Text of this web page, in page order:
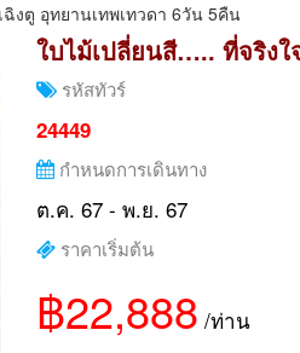
งตู อุทยานเทพเทวดา 6วัน 5คืน
ใบไม้เปลี่ยนสี….. ที่จริงใ
รหัสทัวร์
24449
กำหนดการเดินทาง
ต.ค. 67 - พ.ย. 67
ราคาเริ่มต้น
฿22,888 /ท่าน